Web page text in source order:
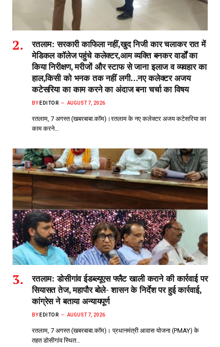
रतलाम: सरकारी काफिला नहीं,खुद निजी कार चलाकर रात में
मेडिकल कॉलेज पहुंचे कलेक्टर,आम व्यक्ति बनकर वार्डों का
किया निरीक्षण, मरीजों और स्टाफ से जाना इलाज व व्यवहार का
हाल,किसी को भनक तक नहीं लगी…नए कलेक्टर अजय
कटेसरिया का काम करने का अंदाज बना चर्चा का विषय
BY EDITOR AUGUST 7, 2026
रतलाम, 7 अगस्त (खबरबाबा.कॉम)।रतलाम के नए कलेक्टर अजय कटेसरिया का
काम करने…
रतलाम: डोसीगांव ईडब्ल्यूएस फ्लैट खाली कराने की कार्रवाई पर
सियासत तेज, महापौर बोले- शासन के निर्देश पर हुई कार्रवाई,
कांग्रेस ने बताया अन्यायपूर्ण
BY EDITOR AUGUST 7, 2026
रतलाम, 7 अगस्त (खबरबाबा.कॉम)। प्रधानमंत्री आवास योजना (PMAY) के
तहत डोसीगांव स्थित…